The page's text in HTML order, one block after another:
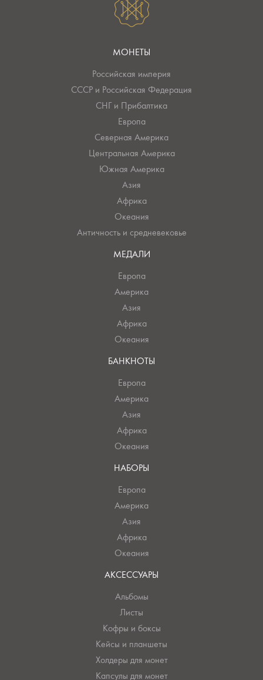
МОНЕТЫ
Российская империя
СССР и Российская Федерация
СНГ и Прибалтика
Европа
Северная Америка
Центральная Америка
Южная Америка
Азия
Африка
Океания
Античность и средневековье
МЕДАЛИ
Европа
Америка
Азия
Африка
Океания
БАНКНОТЫ
Европа
Америка
Азия
Африка
Океания
НАБОРЫ
Европа
Америка
Азия
Африка
Океания
АКСЕССУАРЫ
Альбомы
Листы
Кофры и боксы
Кейсы и планшеты
Холдеры для монет
Капсулы для монет